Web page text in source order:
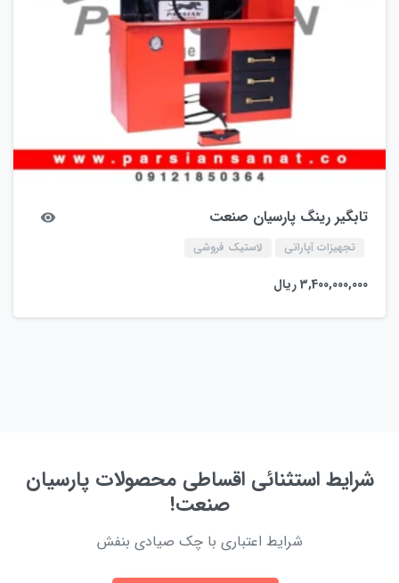
تابگیر رینگ پارسیان صنعت
تجهیزات آپاراتی لاستیک فروشی
3,400,000,000ریال
شرایط استثنائی اقساطی محصولات پارسیان
صنعت!
شرایط اعتباری با چک صیادی بنفش